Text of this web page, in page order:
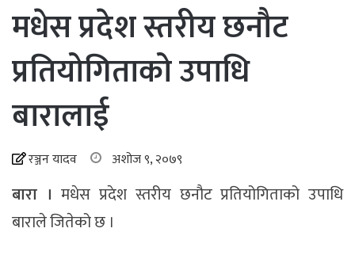
मधेस प्रदेश स्तरीय छनौट
प्रतियोगिताको उपाधि
बारालाई
रञ्जन यादव अशोज ९, २०७९
बारा । मधेस प्रदेश स्तरीय छनौट प्रतियोगिताको उपाधि
बाराले जितेको छ ।